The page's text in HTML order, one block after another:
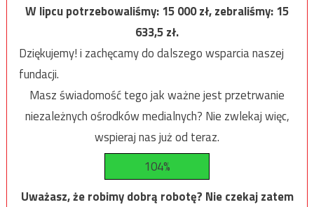
W lipcu potrzebowaliśmy:15 000zł, zebraliśmy:15
633,5zł.
Dziękujemy! i zachęcamy do dalszego wsparcia naszej
fundacji.
Masz świadomość tego jak ważne jest przetrwanie
niezależnych ośrodków medialnych? Nie zwlekaj więc,
wspieraj nas już od teraz.
104%
Uważasz, że robimy dobrą robotę? Nie czekaj zatem